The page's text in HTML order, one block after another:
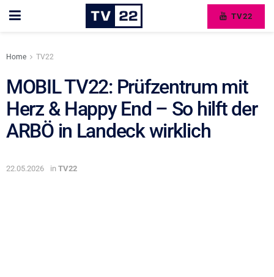
TV22
Home TV22
MOBIL TV22: Prüfzentrum mit
Herz & Happy End – So hilft der
ARBÖ in Landeck wirklich
22.05.2026 in TV22